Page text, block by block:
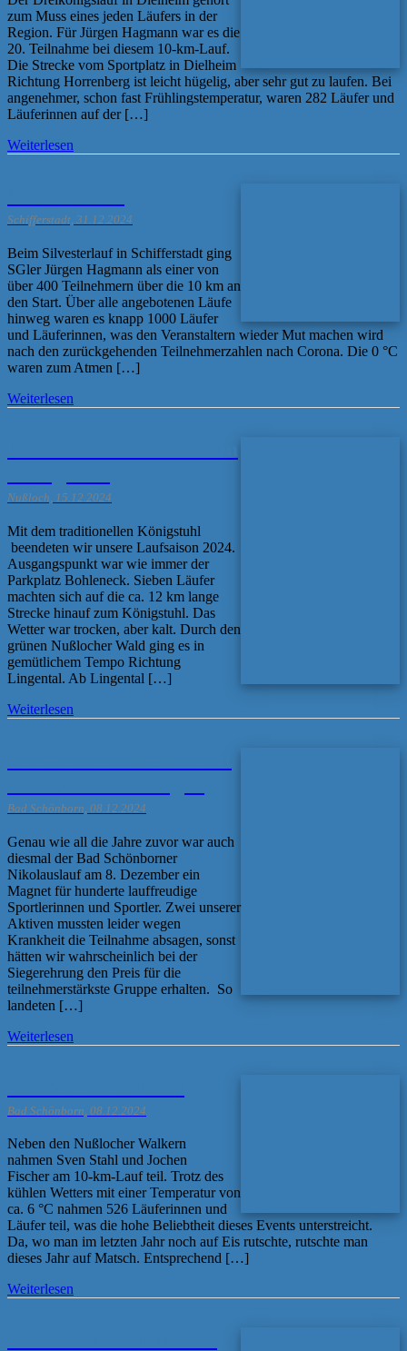
zum Muss eines jeden Läufers in der
Region. Für Jürgen Hagmann war es die
20. Teilnahme bei diesem 10-km-Lauf.
Die Strecke vom Sportplatz in Dielheim
Richtung Horrenberg ist leicht hügelig, aber sehr gut zu laufen. Bei
angenehmer, schon fast Frühlingstemperatur, waren 282 Läufer und
Läuferinnen auf der […]
Weiterlesen
Schifferstadt, 31.12.2024
Beim Silvesterlauf in Schifferstadt ging
SGler Jürgen Hagmann als einer von
über 400 Teilnehmern über die 10 km an
den Start. Über alle angebotenen Läufe
hinweg waren es knapp 1000 Läufer
und Läuferinnen, was den Veranstaltern wieder Mut machen wird
nach den zurückgehenden Teilnehmerzahlen nach Corona. Die 0 °C
waren zum Atmen […]
Weiterlesen
Nußloch, 15.12.2024
Mit dem traditionellen Königstuhl
beendeten wir unsere Laufsaison 2024.
Ausgangspunkt war wie immer der
Parkplatz Bohleneck. Sieben Läufer
machten sich auf die ca. 12 km lange
Strecke hinauf zum Königstuhl. Das
Wetter war trocken, aber kalt. Durch den
grünen Nußlocher Wald ging es in
gemütlichem Tempo Richtung
Lingental. Ab Lingental […]
Weiterlesen
Bad Schönborn, 08.12.2024
Genau wie all die Jahre zuvor war auch
diesmal der Bad Schönborner
Nikolauslauf am 8. Dezember ein
Magnet für hunderte lauffreudige
Sportlerinnen und Sportler. Zwei unserer
Aktiven mussten leider wegen
Krankheit die Teilnahme absagen, sonst
hätten wir wahrscheinlich bei der
Siegerehrung den Preis für die
teilnehmerstärkste Gruppe erhalten. So
landeten […]
Weiterlesen
Bad Schönborn, 08.12.2024
Neben den Nußlocher Walkern
nahmen Sven Stahl und Jochen
Fischer am 10-km-Lauf teil. Trotz des
kühlen Wetters mit einer Temperatur von
ca. 6 °C nahmen 526 Läuferinnen und
Läufer teil, was die hohe Beliebtheit dieses Events unterstreicht.
Da, wo man im letzten Jahr noch auf Eis rutschte, rutschte man
dieses Jahr auf Matsch. Entsprechend […]
Weiterlesen